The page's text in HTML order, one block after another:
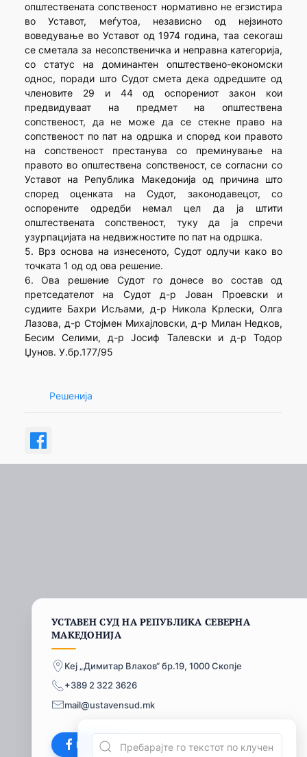
општествената сопственост нормативно не егзистира
во Уставот, меѓутоа, независно од нејзиното
воведување во Уставот од 1974 година, таа секогаш
се сметала за несопственичка и неправна категорија,
со статус на доминантен општествено-економски
однос, поради што Судот смета дека одредшите од
членовите 29 и 44 од оспорениот закон кои
предвидуваат на предмет на општествена
сопственост, да не може да се стекне право на
сопственост по пат на одршка и според кои правото
на сопственост престанува со преминување на
правото во општествена сопственост, се согласни со
Уставот на Република Македонија од причина што
според оценката на Судот, законодавецот, со
оспорените одредби немал цел да ја штити
општествената сопственост, туку да ја спречи
узурпацијата на недвижностите по пат на одршка.
5. Врз основа на изнесеното, Судот одлучи како во
точката 1 од од ова решение.
6. Ова решение Судот го донесе во состав од
претседателот на Судот д-р Јован Проевски и
судиите Бахри Исљами, д-р Никола Крлески, Олга
Лазова, д-р Стојмен Михајловски, д-р Милан Недков,
Бесим Селими, д-р Јосиф Талевски и д-р Тодор
Џунов. У.бр.177/95
Решенија
УСТАВЕН СУД НА РЕПУБЛИКА СЕВЕРНА
МАКЕДОНИЈА
Кеј „Димитар Влахов“ бр.19, 1000 Скопје
+389 2 322 3626
mail@ustavensud.mk
Facebook